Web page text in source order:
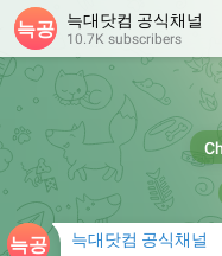
늑대닷컴 공식채널
10.7K subscribers
늑대닷컴 공식채널